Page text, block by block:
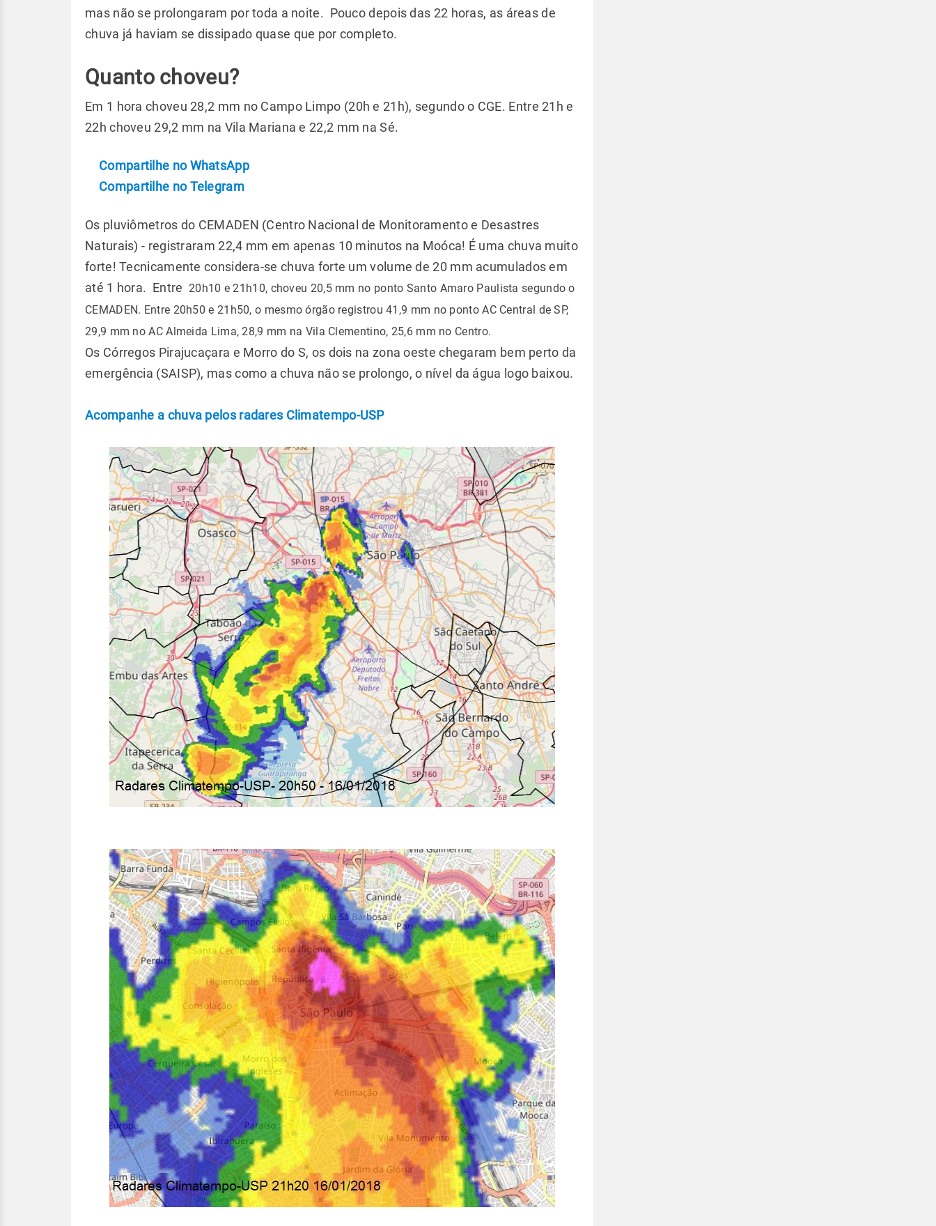
mas não se prolongaram por toda a noite. Pouco depois das 22 horas, as áreas de
chuva já haviam se dissipado quase que por completo.
Quanto choveu?
Em 1 hora choveu 28,2 mm no Campo Limpo (20h e 21h), segundo o CGE. Entre 21h e
22h choveu 29,2 mm na Vila Mariana e 22,2 mm na Sé.
Compartilhe no WhatsApp
Compartilhe no Telegram
Os pluviômetros do CEMADEN (Centro Nacional de Monitoramento e Desastres
Naturais) - registraram 22,4 mm em apenas 10 minutos na Moóca! É uma chuva muito
forte! Tecnicamente considera-se chuva forte um volume de 20 mm acumulados em
até 1 hora. Entre 20h10 e 21h10, choveu 20,5 mm no ponto Santo Amaro Paulista segundo o
CEMADEN. Entre 20h50 e 21h50, o mesmo órgão registrou 41,9 mm no ponto AC Central de SP,
29,9 mm no AC Almeida Lima, 28,9 mm na Vila Clementino, 25,6 mm no Centro.
Os Córregos Pirajucaçara e Morro do S, os dois na zona oeste chegaram bem perto da
emergência (SAISP), mas como a chuva não se prolongo, o nível da água logo baixou.
Acompanhe a chuva pelos radares Climatempo-USP